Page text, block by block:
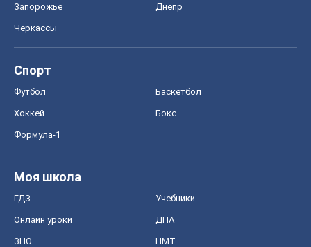
Запорожье Днепр
Черкассы
Спорт
Футбол Баскетбол
Хоккей Бокс
Формула-1
Моя школа
ГДЗ Учебники
Онлайн уроки ДПА
ЗНО НМТ